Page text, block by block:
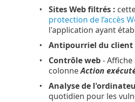
Sites Web filtrés :
protection de l’accès
l'application ayant
Antipourriel du client
Contrôle web- Affiche
colonneAction
Analyse de
quotidien pour les